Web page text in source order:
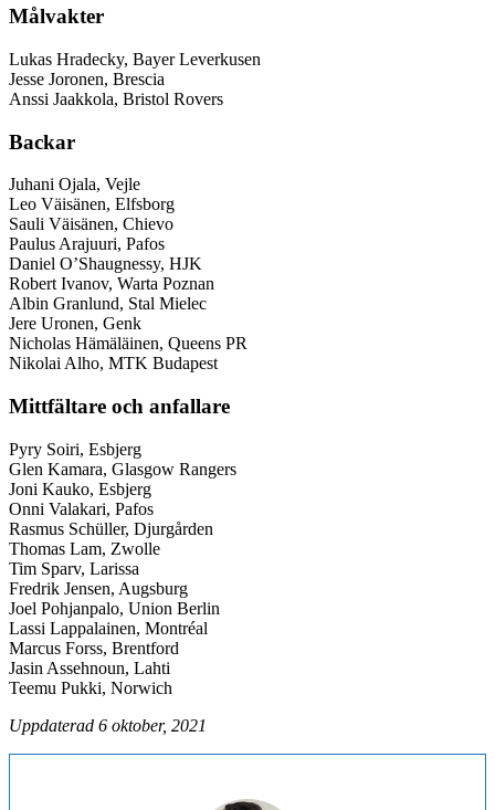
Målvakter
Lukas Hradecky, Bayer Leverkusen
Jesse Joronen, Brescia
Anssi Jaakkola, Bristol Rovers
Backar
Juhani Ojala, Vejle
Leo Väisänen, Elfsborg
Sauli Väisänen, Chievo
Paulus Arajuuri, Pafos
Daniel O’Shaugnessy, HJK
Robert Ivanov, Warta Poznan
Albin Granlund, Stal Mielec
Jere Uronen, Genk
Nicholas Hämäläinen, Queens PR
Nikolai Alho, MTK Budapest
Mittfältare och anfallare
Pyry Soiri, Esbjerg
Glen Kamara, Glasgow Rangers
Joni Kauko, Esbjerg
Onni Valakari, Pafos
Rasmus Schüller, Djurgården
Thomas Lam, Zwolle
Tim Sparv, Larissa
Fredrik Jensen, Augsburg
Joel Pohjanpalo, Union Berlin
Lassi Lappalainen, Montréal
Marcus Forss, Brentford
Jasin Assehnoun, Lahti
Teemu Pukki, Norwich
Uppdaterad 6 oktober, 2021